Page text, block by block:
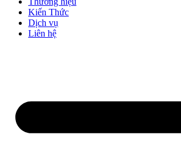
Kiến Thức
Dịch vụ
Liên hệ